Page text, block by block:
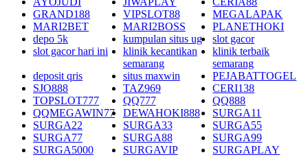
GRAND188
VIPSLOT88
MEGALAPAK
MARI2BET
MARI2BOSS
PLANETHOKI
depo 5k
kumpulan situs ug
slot gacor
slot gacor hari ini
klinik kecantikan
semarang
klinik terbaik
semarang
deposit qris
situs maxwin
PEJABATTOGEL
SJO888
TAZ969
CERI138
TOPSLOT777
QQ777
QQ888
QQMEGAWIN77
DEWAHOKI888
SURGA11
SURGA22
SURGA33
SURGA55
SURGA77
SURGA88
SURGA99
SURGA5000
SURGAVIP
SURGAPLAY